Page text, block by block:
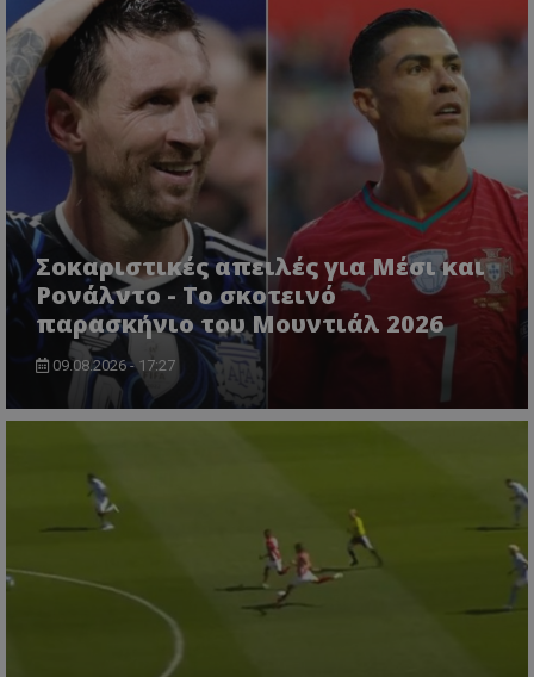
Σοκαριστικές απειλές για Μέσι και
Ρονάλντο - Το σκοτεινό
παρασκήνιο του Μουντιάλ 2026
09.08.2026 - 17:27